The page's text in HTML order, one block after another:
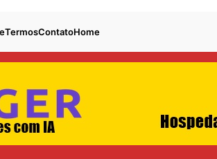
TermosContatoHome